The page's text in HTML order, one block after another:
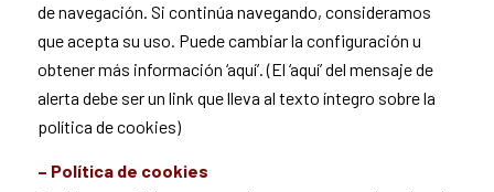
de navegación. Si continúa navegando, consideramos
que acepta su uso. Puede cambiar la configuración u
obtener más información ‘aquí’. (El ‘aquí’ del mensaje de
alerta debe ser un link que lleva al texto íntegro sobre la
política de cookies)
– Política de cookies